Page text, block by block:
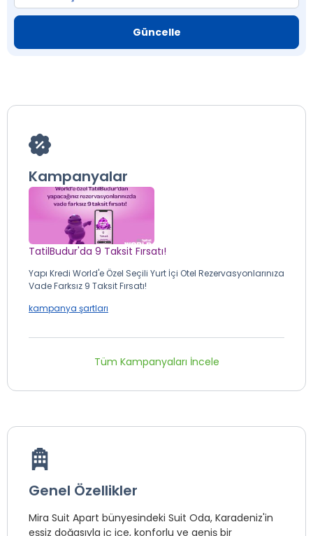
Güncelle
Kampanyalar
TatilBudur'da 9 Taksit Fırsatı!
Yapı Kredi World'e Özel Seçili Yurt İçi Otel Rezervasyonlarınıza
Vade Farksız 9 Taksit Fırsatı!
kampanya şartları
Tüm Kampanyaları İncele
Genel Özellikler
Mira Suit Apart bünyesindeki Suit Oda, Karadeniz'in
eşsiz doğasıyla iç içe, konforlu ve geniş bir